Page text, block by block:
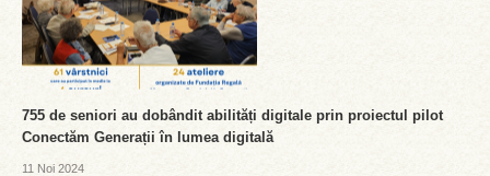
755 de seniori au dobândit abilități digitale prin proiectul pilot
Conectăm Generații în lumea digitală
11 Noi 2024